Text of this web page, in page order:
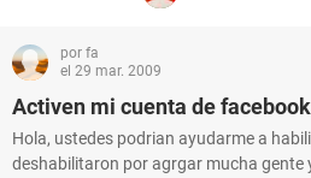
por fa
el 29 mar. 2009
Activen mi cuenta de facebook
Hola, ustedes podrian ayudarme a
deshabilitaron por agrgar mucha gente